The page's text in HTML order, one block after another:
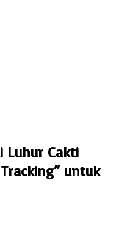
Luhur Cakti
untuk